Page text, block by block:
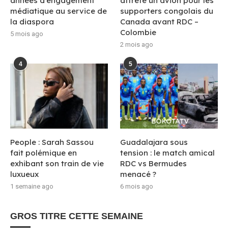
médiatique au service de
la diaspora
5 mois ago
supporters congolais du
Canada avant RDC –
Colombie
2 mois ago
4
People : Sarah Sassou
fait polémique en
exhibant son train de vie
luxueux
1 semaine ago
5
Guadalajara sous
tension : le match amical
RDC vs Bermudes
menacé ?
6 mois ago
GROS TITRE CETTE SEMAINE